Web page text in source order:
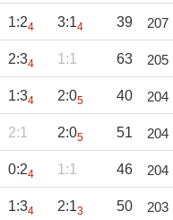
1:24 3:14 39 207
2:34 1:1 63 205
1:34 2:05 40 204
2:1 2:05 51 204
0:24 1:1 46 204
1:34 2:13 50 203